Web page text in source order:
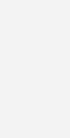
bis 70 °C
Sanitärraum